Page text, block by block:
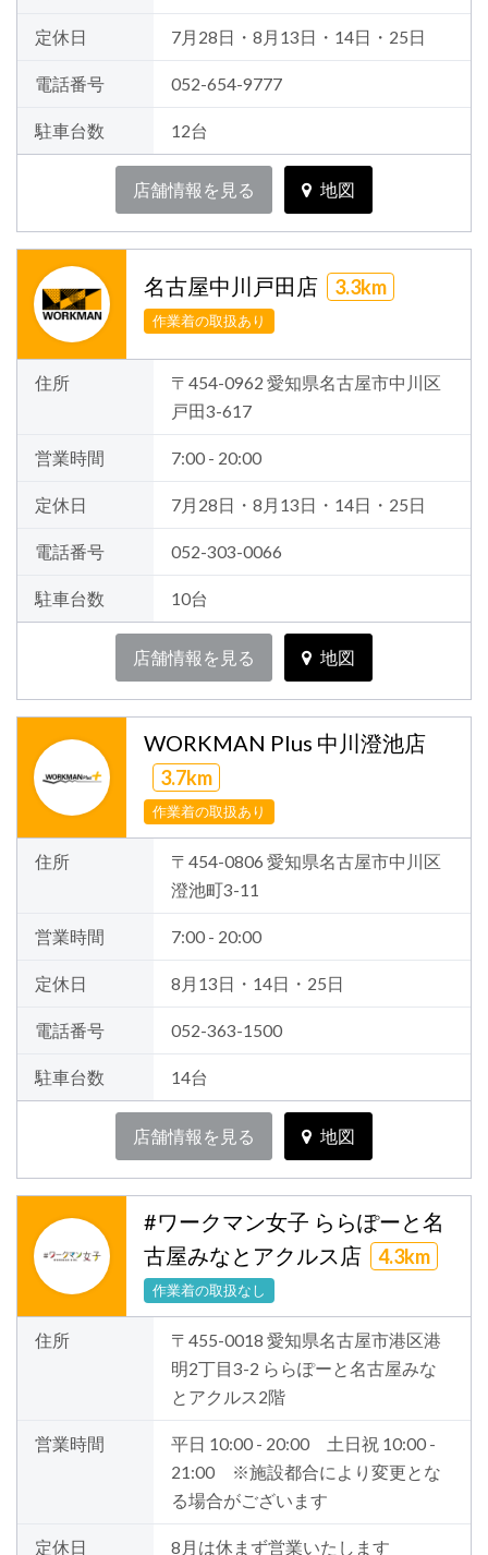
定休日 7月28日・8月13日・14日・25日
電話番号 052-654-9777
駐車台数 12台
店舗情報を見る 地図
名古屋中川戸田店 3.3km
作業着の取扱あり
住所
〒454-0962 愛知県名古屋市中川区
戸田3-617
営業時間 7:00 - 20:00
定休日 7月28日・8月13日・14日・25日
電話番号 052-303-0066
駐車台数 10台
店舗情報を見る 地図
WORKMAN Plus 中川澄池店
3.7km
作業着の取扱あり
住所
〒454-0806 愛知県名古屋市中川区
澄池町3-11
営業時間 7:00 - 20:00
定休日 8月13日・14日・25日
電話番号 052-363-1500
駐車台数 14台
店舗情報を見る 地図
#ワークマン女子 ららぽーと名
古屋みなとアクルス店
4.3km
作業着の取扱なし
住所
〒455-0018 愛知県名古屋市港区港
明2丁目3-2 ららぽーと名古屋みな
とアクルス2階
営業時間
平日 10:00 - 20:00 土日祝 10:00 -
21:00 ※施設都合により変更とな
る場合がございます
定休日 8月は休まず営業いたします